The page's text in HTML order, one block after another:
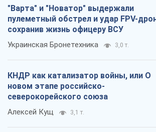
"Варта" и "Новатор" выдержали
пулеметный обстрел и удар FPV-
сохранив жизнь офицеру ВСУ
Украинская Бронетехника 3,0 т.
КНДР как катализатор войны, или О
новом этапе российско-
северокорейского союза
Алексей Кущ 3,1 т.